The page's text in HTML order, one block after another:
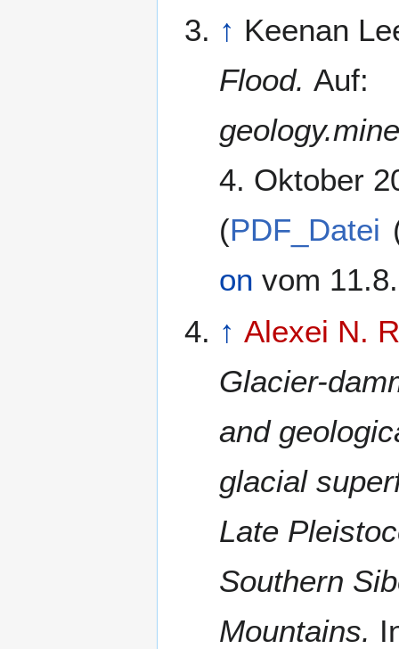
↑ Keenan
Flood. Auf:
4. Oktober
(PDF_Datei
on vom
↑ Alexei N.
Glacier-
and
glacial
Late
Southern
Mountains.